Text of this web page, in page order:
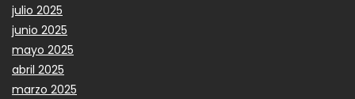
julio 2025
junio 2025
mayo 2025
abril 2025
marzo 2025